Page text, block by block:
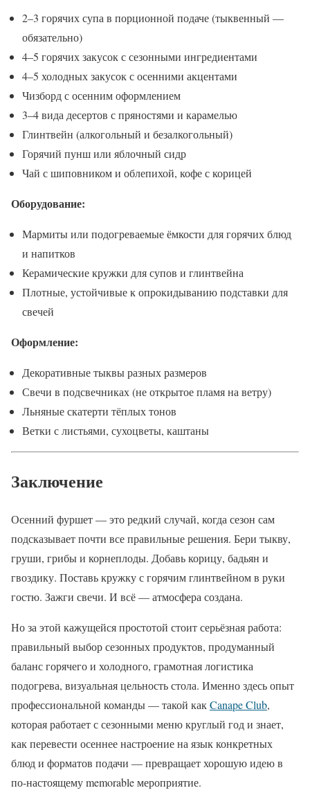
2–3 горячих супа в порционной подаче (тыквенный —
обязательно)
4–5 горячих закусок с сезонными ингредиентами
4–5 холодных закусок с осенними акцентами
Чизборд с осенним оформлением
3–4 вида десертов с пряностями и карамелью
Глинтвейн (алкогольный и безалкогольный)
Горячий пунш или яблочный сидр
Чай с шиповником и облепихой, кофе с корицей
Оборудование:
Мармиты или подогреваемые ёмкости для горячих блюд
и напитков
Керамические кружки для супов и глинтвейна
Плотные, устойчивые к опрокидыванию подставки для
свечей
Оформление:
Декоративные тыквы разных размеров
Свечи в подсвечниках (не открытое пламя на ветру)
Льняные скатерти тёплых тонов
Ветки с листьями, сухоцветы, каштаны
Заключение
Осенний фуршет — это редкий случай, когда сезон сам
подсказывает почти все правильные решения. Бери тыкву,
груши, грибы и корнеплоды. Добавь корицу, бадьян и
гвоздику. Поставь кружку с горячим глинтвейном в руки
гостю. Зажги свечи. И всё — атмосфера создана.
Но за этой кажущейся простотой стоит серьёзная работа:
правильный выбор сезонных продуктов, продуманный
баланс горячего и холодного, грамотная логистика
подогрева, визуальная цельность стола. Именно здесь опыт
профессиональной команды — такой какCanape Club,
которая работает с сезонными меню круглый год и знает,
как перевести осеннее настроение на язык конкретных
блюд и форматов подачи — превращает хорошую идею в
по-настоящему memorable мероприятие.